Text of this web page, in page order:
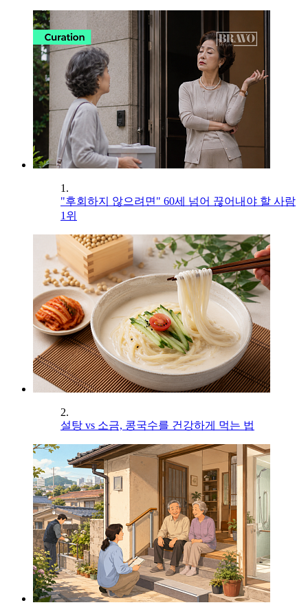
1.
"후회하지 않으려면" 60세 넘어 끊어내야 할 사람
1위
2.
설탕 vs 소금, 콩국수를 건강하게 먹는 법